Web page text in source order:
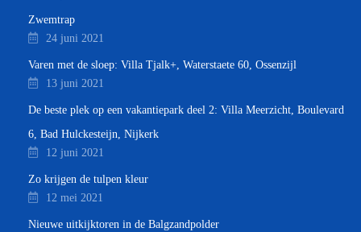
Zwemtrap
24 juni 2021
Varen met de sloep: Villa Tjalk+, Waterstaete 60, Ossenzijl
13 juni 2021
De beste plek op een vakantiepark deel 2: Villa Meerzicht, Boulevard
6, Bad Hulckesteijn, Nijkerk
12 juni 2021
Zo krijgen de tulpen kleur
12 mei 2021
Nieuwe uitkijktoren in de Balgzandpolder